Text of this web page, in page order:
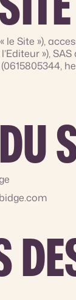
Site »),
»),